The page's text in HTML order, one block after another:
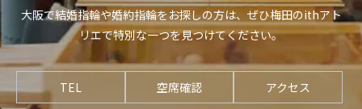
大阪で結婚指輪や婚約指輪をお探しの方は、ぜひ梅田のithアト
リエで特別な一つを見つけてください。
TEL 空席確認 アクセス